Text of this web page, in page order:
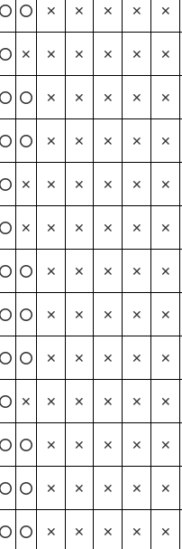
⭕️ ⭕️ ✕ ✕ ✕ ✕ ✕
⭕️ ✕ ✕ ✕ ✕ ✕ ✕
⭕️ ⭕️ ✕ ✕ ✕ ✕ ✕
⭕️ ⭕️ ✕ ✕ ✕ ✕ ✕
⭕️ ✕ ✕ ✕ ✕ ✕ ✕
⭕️ ✕ ✕ ✕ ✕ ✕ ✕
⭕️ ⭕️ ✕ ✕ ✕ ✕ ✕
⭕️ ⭕️ ✕ ✕ ✕ ✕ ✕
⭕️ ⭕️ ✕ ✕ ✕ ✕ ✕
⭕️ ✕ ✕ ✕ ✕ ✕ ✕
⭕️ ⭕️ ✕ ✕ ✕ ✕ ✕
⭕️ ⭕️ ✕ ✕ ✕ ✕ ✕
⭕️ ⭕️ ✕ ✕ ✕ ✕ ✕